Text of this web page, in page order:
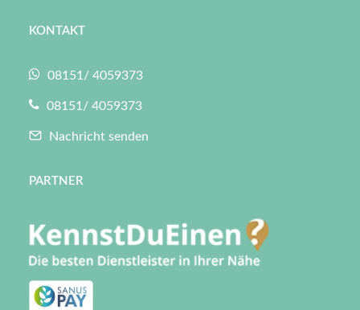
KONTAKT
08151/ 4059373
08151/ 4059373
Nachricht senden
PARTNER